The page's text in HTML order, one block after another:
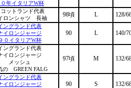
０年イタリアW杯
コットランド代表
ロンシャツ 長袖
98頃 L 128/
ングランド代表
イロンジャージ
０イタリアW杯
90 L 140/
ングランド代表
イロンジャージ
メッシュ
の GREEN FALG
97頃 M 132/
ングランド代表
イロンジャージ
90 S 132/